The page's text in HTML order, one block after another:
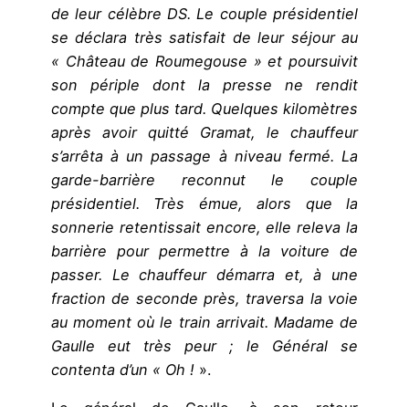
de leur célèbre DS. Le couple présidentiel
se déclara très satisfait de leur séjour au
« Château de Roumegouse » et poursuivit
son périple dont la presse ne rendit
compte que plus tard. Quelques kilomètres
après avoir quitté Gramat, le chauffeur
s’arrêta à un passage à niveau fermé. La
garde-barrière reconnut le couple
présidentiel. Très émue, alors que la
sonnerie retentissait encore, elle releva la
barrière pour permettre à la voiture de
passer. Le chauffeur démarra et, à une
fraction de seconde près, traversa la voie
au moment où le train arrivait. Madame de
Gaulle eut très peur ; le Général se
contenta d’un « Oh ! ».